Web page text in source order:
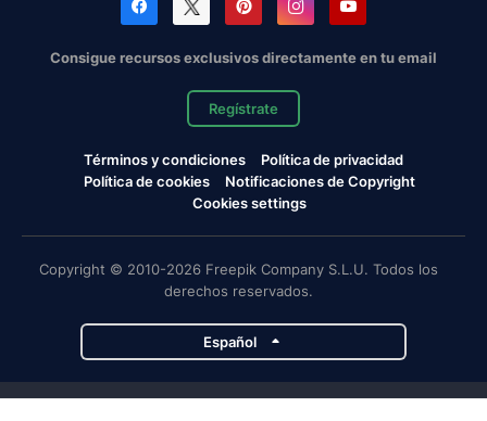
Consigue recursos exclusivos directamente en tu email
Regístrate
Términos y condiciones
Política de privacidad
Política de cookies
Notificaciones de Copyright
Cookies settings
Copyright © 2010-2026 Freepik Company S.L.U. Todos los
derechos reservados.
Español